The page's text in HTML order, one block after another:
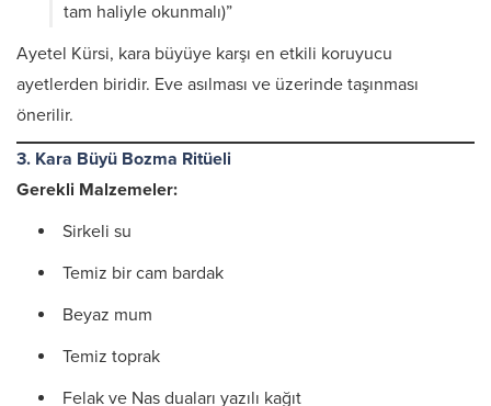
tam haliyle okunmalı)”
Ayetel Kürsi, kara büyüye karşı en etkili koruyucu
ayetlerden biridir. Eve asılması ve üzerinde taşınması
önerilir.
3. Kara Büyü Bozma Ritüeli
Gerekli Malzemeler:
Sirkeli su
Temiz bir cam bardak
Beyaz mum
Temiz toprak
Felak ve Nas duaları yazılı kağıt